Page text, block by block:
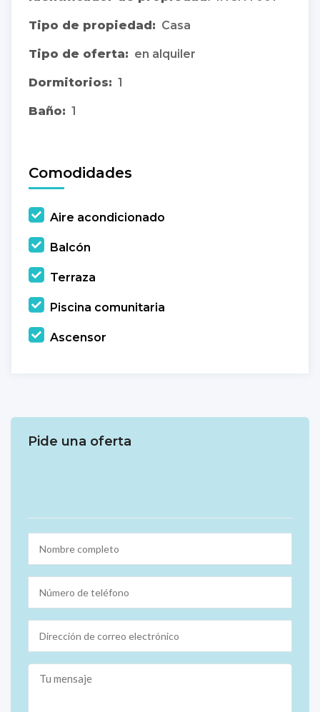
Tipo de propiedad: Casa
Tipo de oferta: en alquiler
Dormitorios: 1
Baño: 1
Comodidades
Aire acondicionado
Balcón
Terraza
Piscina comunitaria
Ascensor
Pide una oferta